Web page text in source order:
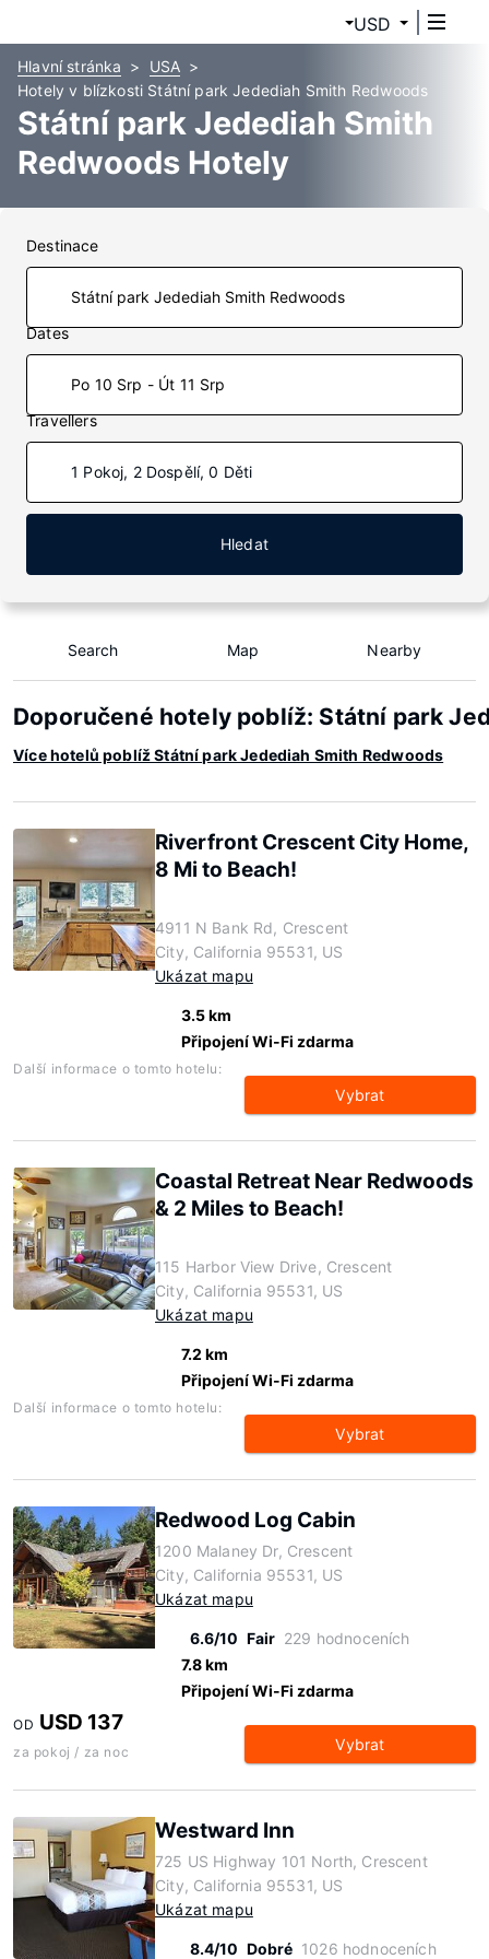
USD
Hlavní stránka
USA
Hotely v blízkosti Státní park Jedediah Smith Redwoods
Státní park Jedediah Smith
Redwoods Hotely
Destinace
Dates
Po 10 Srp - Út 11 Srp
Travellers
1 Pokoj, 2 Dospělí, 0 Děti
Hledat
Search Map Nearby
Doporučené hotely poblíž: Státní park
Více hotelů poblíž Státní park Jedediah Smith Redwoods
Riverfront Crescent City Home,
8 Mi to Beach!
4911 N Bank Rd, Crescent
City, California 95531, US
Ukázat mapu
3.5 km
Připojení Wi-Fi zdarma
Další informace o tomto hotelu:
Vybrat
Coastal Retreat Near Redwoods
& 2 Miles to Beach!
115 Harbor View Drive, Crescent
City, California 95531, US
Ukázat mapu
7.2 km
Připojení Wi-Fi zdarma
Další informace o tomto hotelu:
Vybrat
Redwood Log Cabin
1200 Malaney Dr, Crescent
City, California 95531, US
Ukázat mapu
6.6/10 Fair 229 hodnoceních
7.8 km
Připojení Wi-Fi zdarma
OD USD 137
za pokoj / za noc Vybrat
Westward Inn
725 US Highway 101 North, Crescent
City, California 95531, US
Ukázat mapu
8.4/10 Dobré 1026 hodnoceních